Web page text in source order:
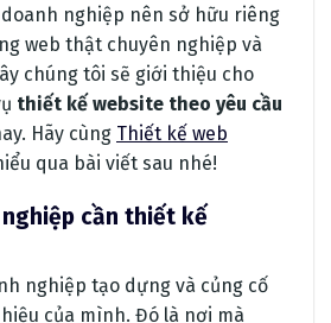
nghiệp nên sở hữu riêng
web thật chuyên nghiệp và
chúng tôi sẽ giới thiệu cho
thiết kế website theo yêu cầu
Hãy cùng Thiết kế web
qua bài viết sau nhé!
cần thiết kế
nghiệp tạo dựng và củng cố
của mình. Đó là nơi mà